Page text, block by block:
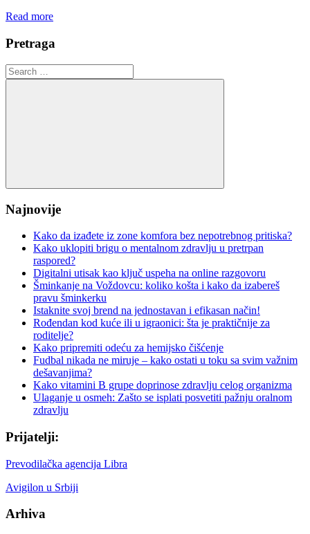
Read more
Pretraga
Search
for:
Search
Najnovije
Kako da izađete iz zone komfora bez nepotrebnog pritiska?
Kako uklopiti brigu o mentalnom zdravlju u pretrpan
raspored?
Digitalni utisak kao ključ uspeha na online razgovoru
Šminkanje na Voždovcu: koliko košta i kako da izabereš
pravu šminkerku
Istaknite svoj brend na jednostavan i efikasan način!
Rođendan kod kuće ili u igraonici: šta je praktičnije za
roditelje?
Kako pripremiti odeću za hemijsko čišćenje
Fudbal nikada ne miruje – kako ostati u toku sa svim važnim
dešavanjima?
Kako vitamini B grupe doprinose zdravlju celog organizma
Ulaganje u osmeh: Zašto se isplati posvetiti pažnju oralnom
zdravlju
Prijatelji:
Prevodilačka agencija Libra
Avigilon u Srbiji
Arhiva